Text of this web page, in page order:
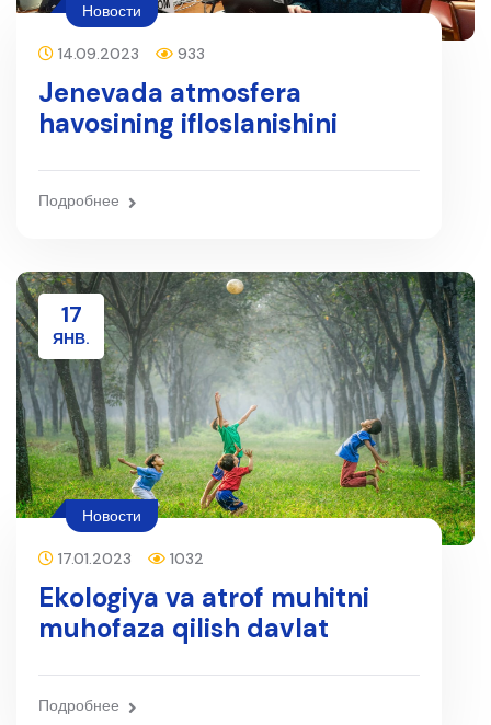
14.09.2023 933
Jenevada atmosfera
havosining ifloslanishini
Подробнее
Новости
17
ЯНВ.
17.01.2023 1032
Ekologiya va atrof muhitni
muhofaza qilish davlat
Подробнее
Новости